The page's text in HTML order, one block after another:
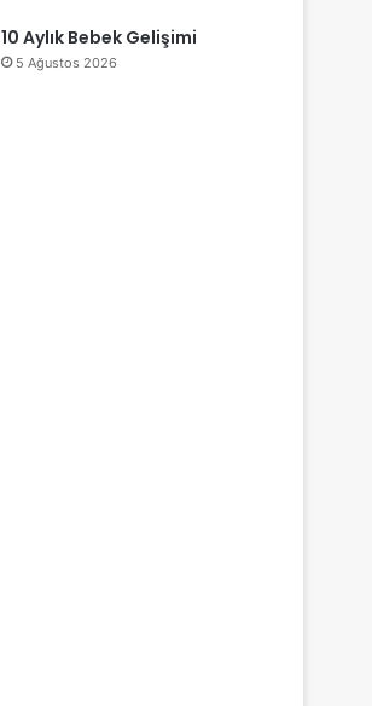
10 Aylık Bebek Gelişimi
5 Ağustos 2026